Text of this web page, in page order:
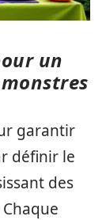
un
garantir
définir le
des